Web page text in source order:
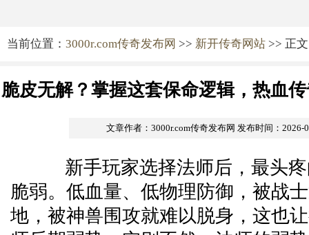
当前位置： 3000r.com传奇发布网 >> 新开传奇网站 >> 正文
脆皮无解？掌握这套保命逻辑，热血
文章作者：3000r.com传奇发布网 发布时间：2026-
新手玩家选择法师后，最头疼
脆弱。低血量、低物理防御，被战
地，被神兽围攻就难以脱身，这也